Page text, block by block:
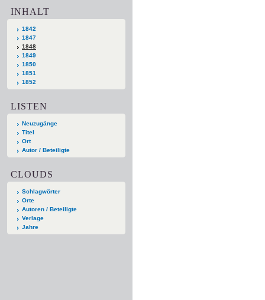
INHALT
1842
1847
1848
1849
1850
1851
1852
LISTEN
Neuzugänge
Titel
Ort
Autor / Beteiligte
CLOUDS
Schlagwörter
Orte
Autoren / Beteiligte
Verlage
Jahre